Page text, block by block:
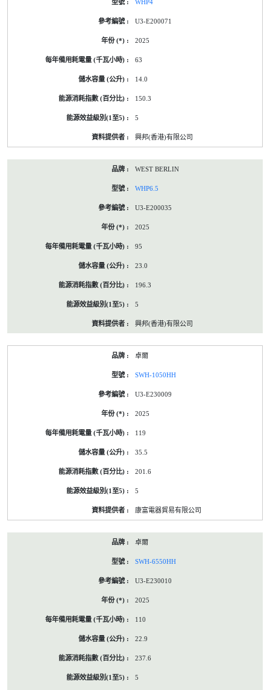
WHP4
U3-E200071
2025
63
14.0
150.3
5
興邦(香港)有限公司
WEST BERLIN
WHP6.5
U3-E200035
2025
95
23.0
196.3
5
興邦(香港)有限公司
卓爾
SWH-1050HH
U3-E230009
2025
119
35.5
201.6
5
康富電器貿易有限公司
卓爾
SWH-6550HH
U3-E230010
2025
110
22.9
237.6
5